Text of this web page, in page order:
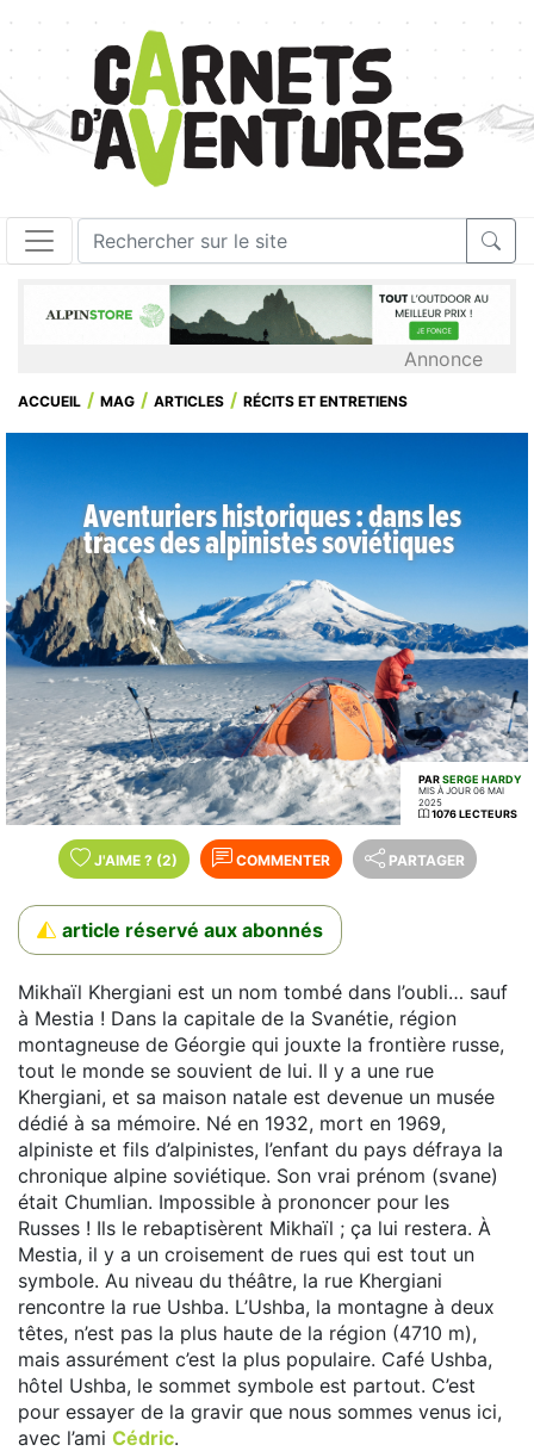
Annonce
ACCUEIL MAG ARTICLES RÉCITS ET ENTRETIENS
Aventuriers historiques : dans les
traces des alpinistes soviétiques
PARSERGE HARDY
MIS À JOUR 06 MAI
2025
1076 LECTEURS
J'AIME ? (2) COMMENTER PARTAGER
article réservé aux abonnés
Mikhaïl Khergiani est un nom tombé dans l’oubli… sauf
à Mestia ! Dans la capitale de la Svanétie, région
montagneuse de Géorgie qui jouxte la frontière russe,
tout le monde se souvient de lui. Il y a une rue
Khergiani, et sa maison natale est devenue un musée
dédié à sa mémoire. Né en 1932, mort en 1969,
alpiniste et fils d’alpinistes, l’enfant du pays défraya la
chronique alpine soviétique. Son vrai prénom (svane)
était Chumlian. Impossible à prononcer pour les
Russes ! Ils le rebaptisèrent Mikhaïl ; ça lui restera. À
Mestia, il y a un croisement de rues qui est tout un
symbole. Au niveau du théâtre, la rue Khergiani
rencontre la rue Ushba. L’Ushba, la montagne à deux
têtes, n’est pas la plus haute de la région (4710 m),
mais assurément c’est la plus populaire. Café Ushba,
hôtel Ushba, le sommet symbole est partout. C’est
pour essayer de la gravir que nous sommes venus ici,
avec l’ami Cédric.